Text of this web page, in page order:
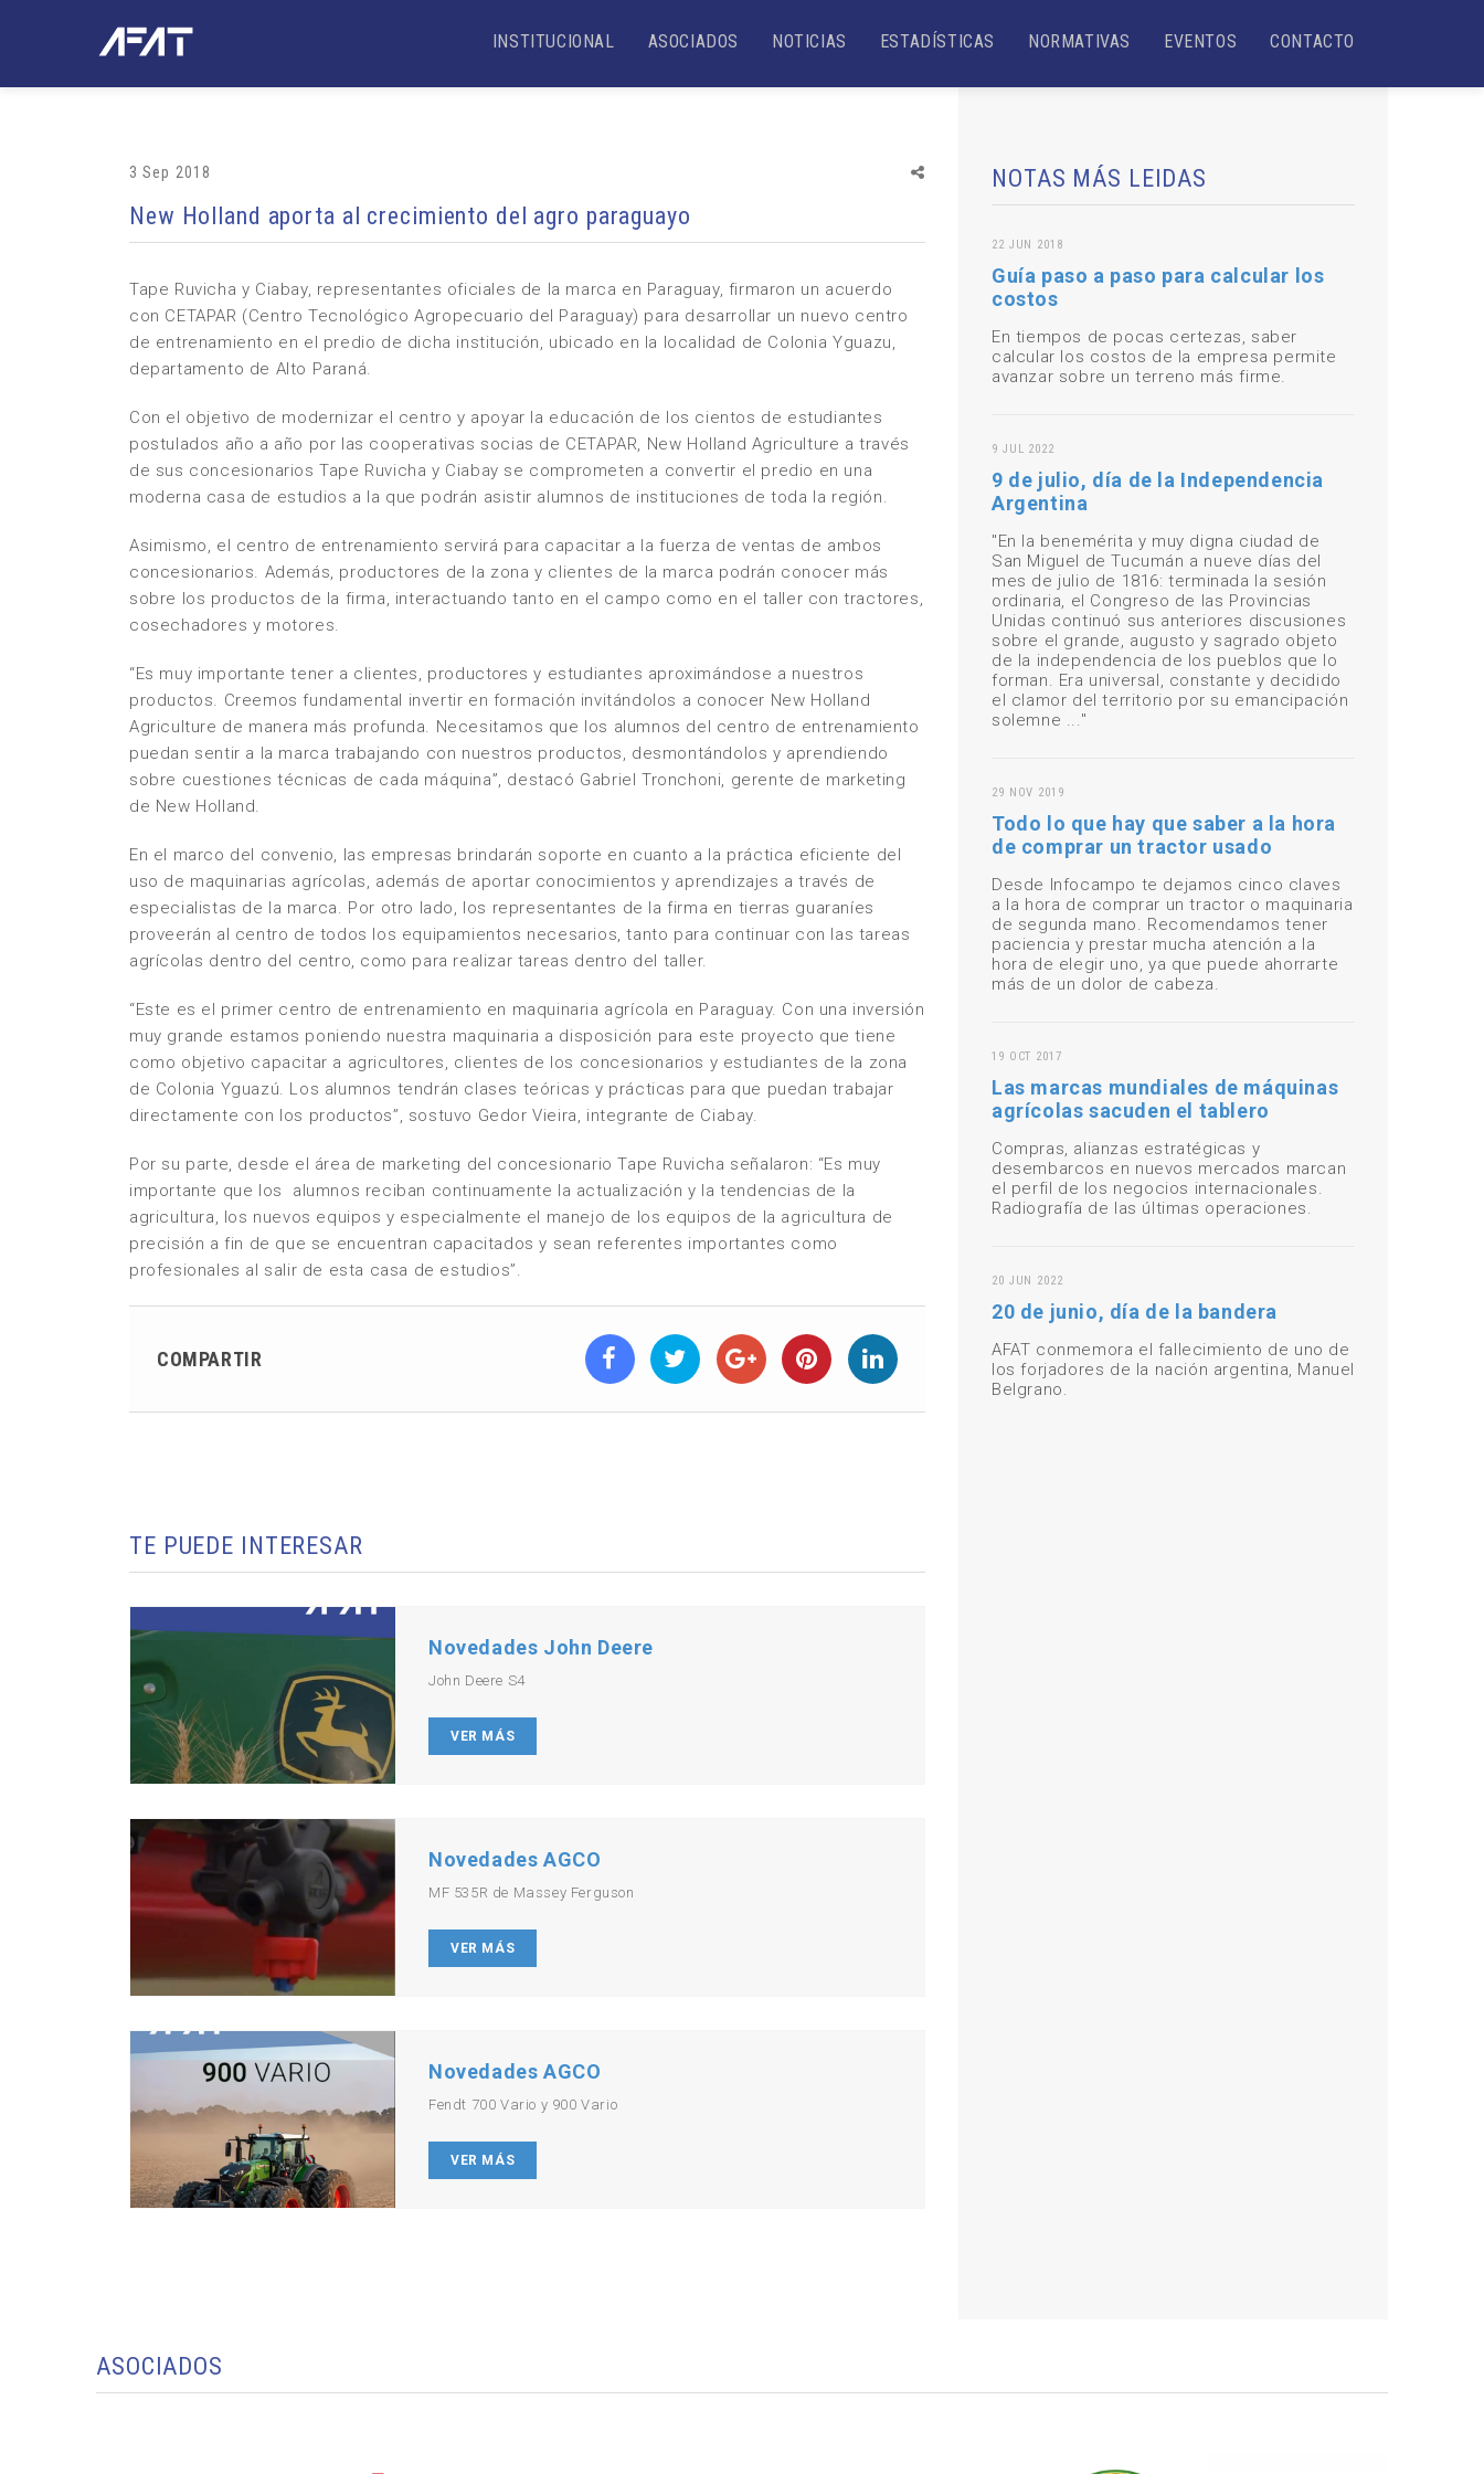
INSTITUCIONAL ASOCIADOS NOTICIAS ESTADÍSTICAS NORMATIVAS EVENTOS CONTACTO
3 Sep 2018
New Holland aporta al crecimiento del agro paraguayo
Tape Ruvicha y Ciabay, representantes oficiales de la marca en Paraguay, firmaron un acuerdo
con CETAPAR (Centro Tecnológico Agropecuario del Paraguay) para desarrollar un nuevo centro
de entrenamiento en el predio de dicha institución, ubicado en la localidad de Colonia Yguazu,
departamento de Alto Paraná.
Con el objetivo de modernizar el centro y apoyar la educación de los cientos de estudiantes
postulados año a año por las cooperativas socias de CETAPAR, New Holland Agriculture a través
de sus concesionarios Tape Ruvicha y Ciabay se comprometen a convertir el predio en una
moderna casa de estudios a la que podrán asistir alumnos de instituciones de toda la región.
Asimismo, el centro de entrenamiento servirá para capacitar a la fuerza de ventas de ambos
concesionarios. Además, productores de la zona y clientes de la marca podrán conocer más
sobre los productos de la firma, interactuando tanto en el campo como en el taller con tractores,
cosechadores y motores.
“Es muy importante tener a clientes, productores y estudiantes aproximándose a nuestros
productos. Creemos fundamental invertir en formación invitándolos a conocer New Holland
Agriculture de manera más profunda. Necesitamos que los alumnos del centro de entrenamiento
puedan sentir a la marca trabajando con nuestros productos, desmontándolos y aprendiendo
sobre cuestiones técnicas de cada máquina”, destacó Gabriel Tronchoni, gerente de marketing
de New Holland.
En el marco del convenio, las empresas brindarán soporte en cuanto a la práctica eficiente del
uso de maquinarias agrícolas, además de aportar conocimientos y aprendizajes a través de
especialistas de la marca. Por otro lado, los representantes de la firma en tierras guaraníes
proveerán al centro de todos los equipamientos necesarios, tanto para continuar con las tareas
agrícolas dentro del centro, como para realizar tareas dentro del taller.
“Este es el primer centro de entrenamiento en maquinaria agrícola en Paraguay. Con una inversión
muy grande estamos poniendo nuestra maquinaria a disposición para este proyecto que tiene
como objetivo capacitar a agricultores, clientes de los concesionarios y estudiantes de la zona
de Colonia Yguazú. Los alumnos tendrán clases teóricas y prácticas para que puedan trabajar
directamente con los productos”, sostuvo Gedor Vieira, integrante de Ciabay.
Por su parte, desde el área de marketing del concesionario Tape Ruvicha señalaron: “Es muy
importante que los alumnos reciban continuamente la actualización y la tendencias de la
agricultura, los nuevos equipos y especialmente el manejo de los equipos de la agricultura de
precisión a fin de que se encuentran capacitados y sean referentes importantes como
profesionales al salir de esta casa de estudios”.
COMPARTIR
TE PUEDE INTERESAR
Novedades John Deere
John Deere S4
VER MÁS
Novedades AGCO
MF 535R de Massey Ferguson
VER MÁS
Novedades AGCO
Fendt 700 Vario y 900 Vario
VER MÁS
NOTAS MÁS LEIDAS
22 JUN 2018
Guía paso a paso para calcular los
costos
En tiempos de pocas certezas, saber
calcular los costos de la empresa permite
avanzar sobre un terreno más firme.
9 JUL 2022
9 de julio, día de la Independencia
Argentina
"En la benemérita y muy digna ciudad de
San Miguel de Tucumán a nueve días del
mes de julio de 1816: terminada la sesión
ordinaria, el Congreso de las Provincias
Unidas continuó sus anteriores discusiones
sobre el grande, augusto y sagrado objeto
de la independencia de los pueblos que lo
forman. Era universal, constante y decidido
el clamor del territorio por su emancipación
solemne ..."
29 NOV 2019
Todo lo que hay que saber a la hora
de comprar un tractor usado
Desde Infocampo te dejamos cinco claves
a la hora de comprar un tractor o maquinaria
de segunda mano. Recomendamos tener
paciencia y prestar mucha atención a la
hora de elegir uno, ya que puede ahorrarte
más de un dolor de cabeza.
19 OCT 2017
Las marcas mundiales de máquinas
agrícolas sacuden el tablero
Compras, alianzas estratégicas y
desembarcos en nuevos mercados marcan
el perfil de los negocios internacionales.
Radiografía de las últimas operaciones.
20 JUN 2022
20 de junio, día de la bandera
AFAT conmemora el fallecimiento de uno de
los forjadores de la nación argentina, Manuel
Belgrano.
ASOCIADOS